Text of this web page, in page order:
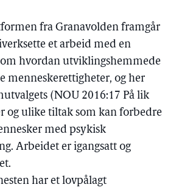
fra Granavolden framgår
et arbeid med en
hvordan utviklingshemmede
menneskerettigheter, og her
(NOU 2016:17 På lik
og ulike tiltak som kan forbedre
med psykisk
Arbeidet er igangsatt og
har et lovpålagt